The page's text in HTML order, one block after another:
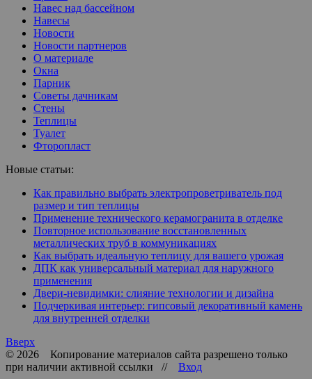
Навес над бассейном
Навесы
Новости
Новости партнеров
О материале
Окна
Парник
Советы дачникам
Стены
Теплицы
Туалет
Фторопласт
Новые статьи:
Как правильно выбрать электропроветриватель под
размер и тип теплицы
Применение технического керамогранита в отделке
Повторное использование восстановленных
металлических труб в коммуникациях
Как выбрать идеальную теплицу для вашего урожая
ДПК как универсальный материал для наружного
применения
Двери-невидимки: слияние технологии и дизайна
Подчеркивая интерьер: гипсовый декоративный камень
для внутренней отделки
Вверх
© 2026 Копирование материалов сайта разрешено только
при наличии активной ссылки // Вход